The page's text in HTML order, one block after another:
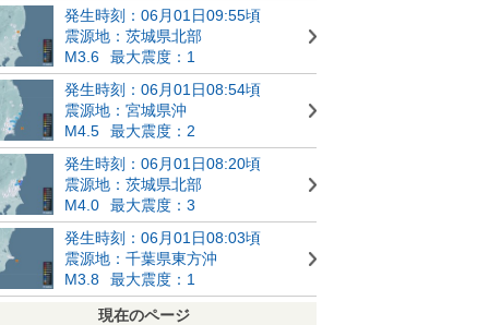
発生時刻：06月01日09:55頃
震源地：茨城県北部
M3.6
最大震度：1
発生時刻：06月01日08:54頃
震源地：宮城県沖
M4.5
最大震度：2
発生時刻：06月01日08:20頃
震源地：茨城県北部
M4.0
最大震度：3
発生時刻：06月01日08:03頃
震源地：千葉県東方沖
M3.8
最大震度：1
現在のページ